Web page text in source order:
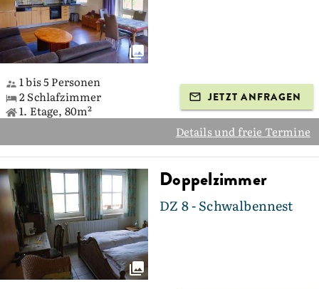
1 bis 5 Personen
2 Schlafzimmer
1. Etage, 80m²
JETZT ANFRAGEN
Details und freie Termine
Doppelzimmer
DZ 8 - Schwalbennest